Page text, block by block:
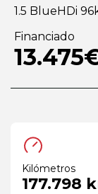
1.5 BlueHDi
Financiado
Kilómetros
177.798